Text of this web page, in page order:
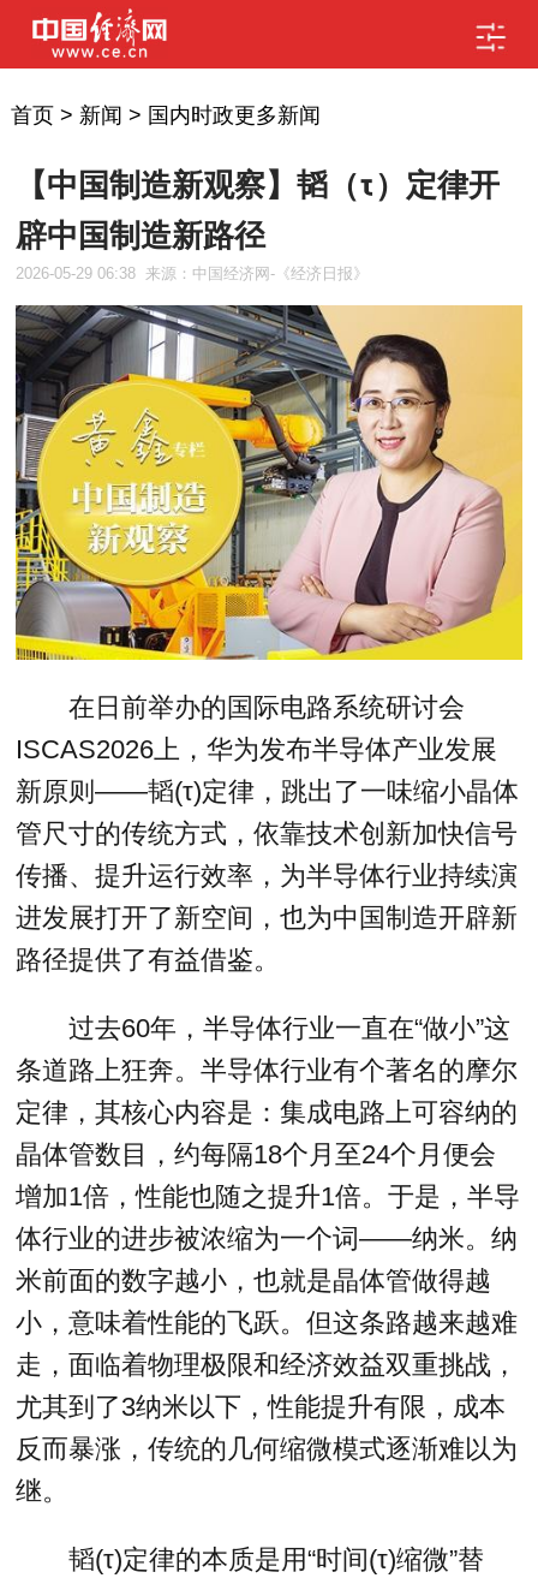
首页> 新闻 > 国内时政更多新闻
【中国制造新观察】韬（τ）定律开
辟中国制造新路径
2026-05-29 06:38 来源：中国经济网-《经济日报》
在日前举办的国际电路系统研讨会
ISCAS2026上，华为发布半导体产业发展
新原则——韬(τ)定律，跳出了一味缩小晶体
管尺寸的传统方式，依靠技术创新加快信号
传播、提升运行效率，为半导体行业持续演
进发展打开了新空间，也为中国制造开辟新
路径提供了有益借鉴。
过去60年，半导体行业一直在“做小”这
条道路上狂奔。半导体行业有个著名的摩尔
定律，其核心内容是：集成电路上可容纳的
晶体管数目，约每隔18个月至24个月便会
增加1倍，性能也随之提升1倍。于是，半导
体行业的进步被浓缩为一个词——纳米。纳
米前面的数字越小，也就是晶体管做得越
小，意味着性能的飞跃。但这条路越来越难
走，面临着物理极限和经济效益双重挑战，
尤其到了3纳米以下，性能提升有限，成本
反而暴涨，传统的几何缩微模式逐渐难以为
继。
韬(τ)定律的本质是用“时间(τ)缩微”替